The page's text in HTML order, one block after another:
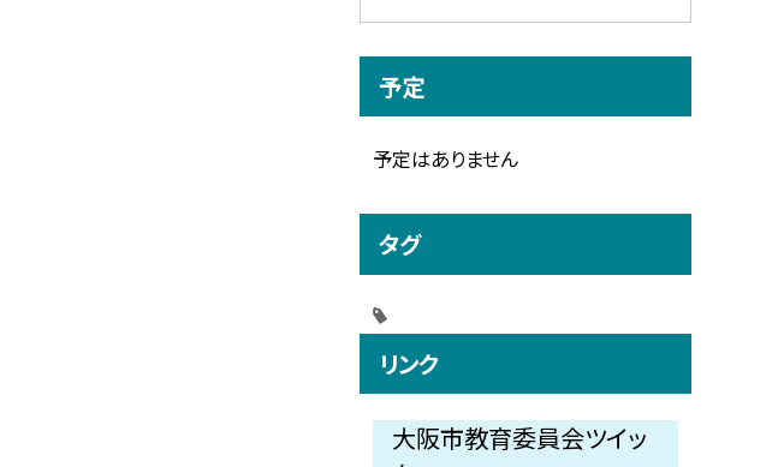
予定
予定はありません
タグ
リンク
大阪市教育委員会ツイッ